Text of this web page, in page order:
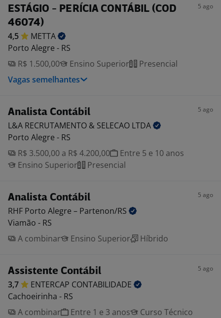
ESTÁGIO - PERÍCIA CONTÁBIL (COD
46074)
5 ago
4,5
METTA
Porto Alegre - RS
R$ 1.500,00
Ensino Superior
Presencial
Vagas semelhantes
Analista Contábil 5 ago
L&A RECRUTAMENTO & SELECAO LTDA
Porto Alegre - RS
R$ 3.500,00 a R$ 4.200,00
Entre 5 e 10 anos
Ensino Superior
Presencial
Analista Contábil 5 ago
RHF Porto Alegre – Partenon/RS
Viamão - RS
A combinar
Ensino Superior Híbrido
Assistente Contábil 5 ago
3,7 ENTERCAP CONTABILIDADE
Cachoeirinha - RS
A combinar
Entre 1 e 3 anos
Curso Técnico